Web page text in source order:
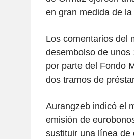
en gran medida de
Los comentarios del
desembolso de unos
por parte del Fondo
dos tramos de
Aurangzeb indicó el
emisión de
sustituir una línea de